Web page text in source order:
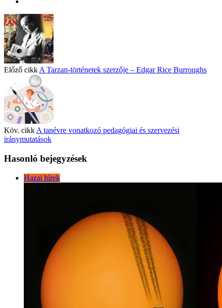
Előző cikk A Tarzan-történetek szerzője – Edgar Rice Burroughs
Köv. cikk A tanévre vonatkozó pedagógiai és szervezési
iránymutatások
Hasonló bejegyzések
Hazai hírek